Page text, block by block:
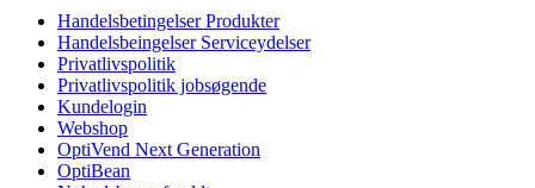
Handelsbetingelser Produkter
Handelsbeingelser Serviceydelser
Privatlivspolitik
Privatlivspolitik jobsøgende
Kundelogin
Webshop
OptiVend Next Generation
OptiBean